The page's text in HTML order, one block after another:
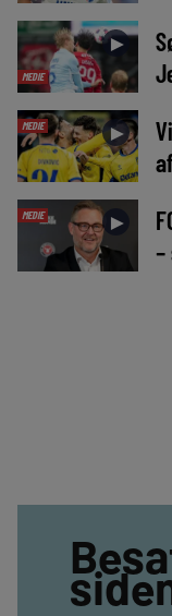
MEDIE
►
MEDIE ►
MEDIE ►